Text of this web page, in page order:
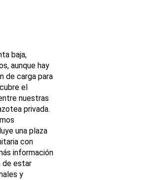
baja,
aunque hay
de carga para
el
nuestras
privada.
una plaza
con
información
de estar
y